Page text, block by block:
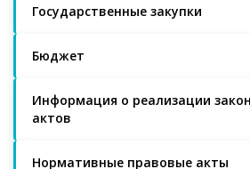
Государственные закупки
Бюджет
Информация о реализации
актов
Нормативные правовые акты